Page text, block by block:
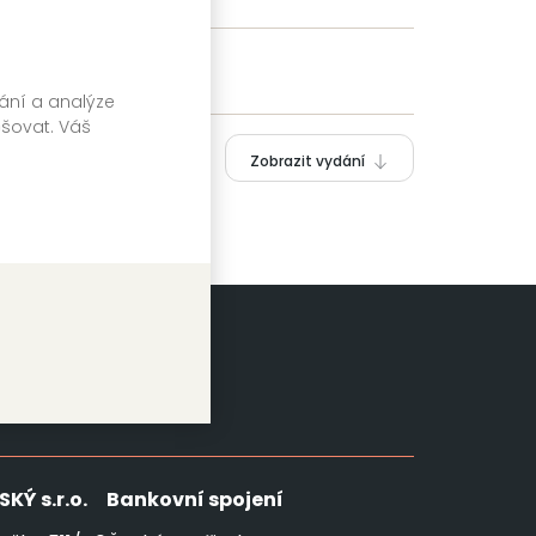
a analýze
Váš
Zobrazit vydání
s.r.o.
Bankovní spojení